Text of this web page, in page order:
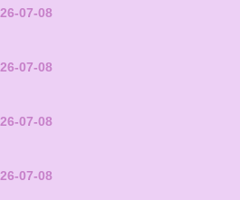
07-08
07-08
07-08
07-08